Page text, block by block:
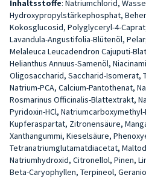
Inhaltsstoffe: Natriumchlorid,
Hydroxypropylstärkephosphat,
Kokosglucosid, Polyglyceryl-4-
Lavandula-Angustifolia-Blütenöl,
Melaleuca Leucadendron Cajuputi-
Helianthus Annuus-Samenöl,
Oligosaccharid, Saccharid-Isomerat,
Natrium-PCA, Calcium-Pantothenat,
Rosmarinus Officinalis-Blattextrakt,
Pyridoxin-HCl,
Kupferaspartat, Zitronensäure,
Xanthangummi, Kieselsäure,
Tetranatriumglutamatdiacetat,
Natriumhydroxid, Citronellol, Pinen,
Beta-Caryophyllen, Terpineol,